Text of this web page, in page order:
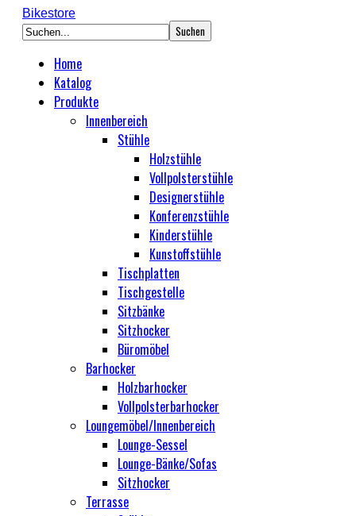
Bikestore
Home
Katalog
Produkte
Innenbereich
Stühle
Holzstühle
Vollpolsterstühle
Designerstühle
Konferenzstühle
Kinderstühle
Kunstoffstühle
Tischplatten
Tischgestelle
Sitzbänke
Sitzhocker
Büromöbel
Barhocker
Holzbarhocker
Vollpolsterbarhocker
Loungemöbel/Innenbereich
Lounge-Sessel
Lounge-Bänke/Sofas
Sitzhocker
Terrasse